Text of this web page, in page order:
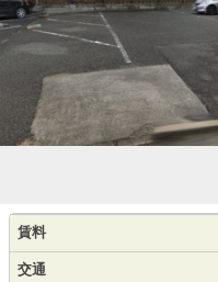
賃料
交通